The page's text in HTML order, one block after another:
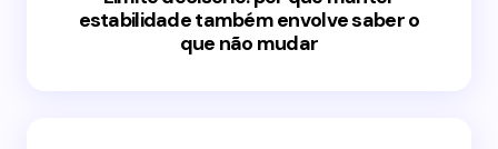
estabilidade também envolve saber o
que não mudar